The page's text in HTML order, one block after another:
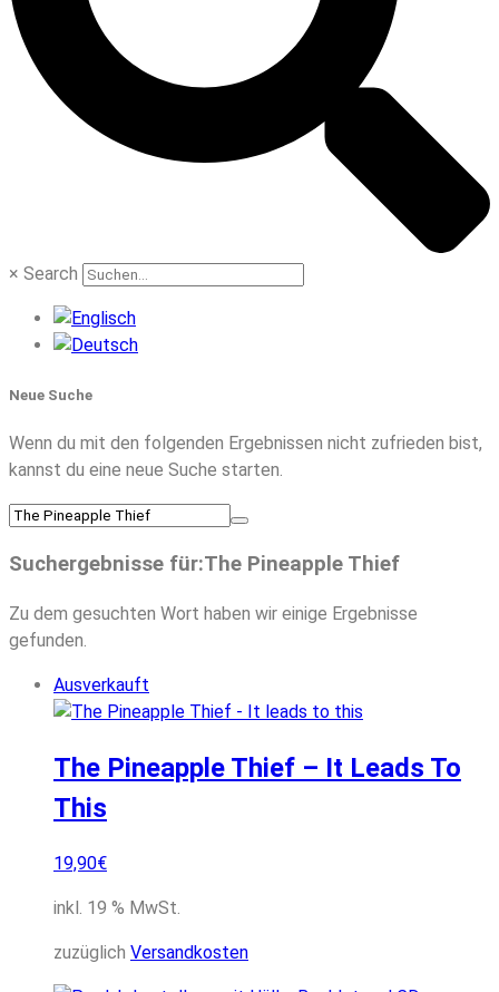
× Search
Neue Suche
Wenn du mit den folgenden Ergebnissen nicht zufrieden bist,
kannst du eine neue Suche starten.
Suchergebnisse für:The Pineapple Thief
Zu dem gesuchten Wort haben wir einige Ergebnisse
gefunden.
Ausverkauft
The Pineapple Thief – It Leads To
This
19,90€
inkl. 19 % MwSt.
zuzüglich Versandkosten